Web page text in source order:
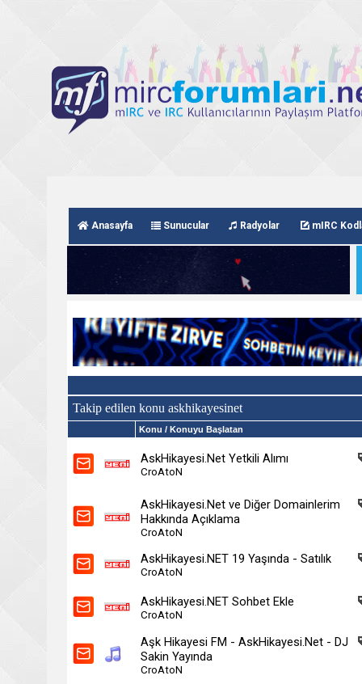
Anasayfa Sunucular Radyolar mIRC
Takip edilen konu askhikayesinet
Konu / Konuyu Başlatan
AskHikayesi.Net Yetkili Alımı
CroAtoN
AskHikayesi.Net ve Diğer Domainlerim
Hakkında Açıklama
CroAtoN
AskHikayesi.NET 19 Yaşında - Satılık
CroAtoN
AskHikayesi.NET Sohbet Ekle
CroAtoN
Aşk Hikayesi FM - AskHikayesi.Net - DJ
Sakin Yayında
CroAtoN